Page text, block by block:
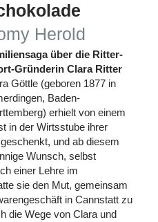
Herold
über die Ritter-
Gründerin Clara Ritter
Göttle (geboren 1877 in
Baden-
erhielt von einem
in der Wirtsstube ihrer
und ab diesem
Wunsch, selbst
einer Lehre im
sie den Mut, gemeinsam
in Cannstatt zu
die Wege von Clara und